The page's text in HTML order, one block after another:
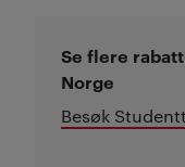
Se flere
Norge
Besøk